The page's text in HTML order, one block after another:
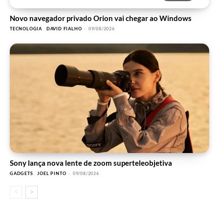
Novo navegador privado Orion vai chegar ao Windows
TECNOLOGIA DAVID FIALHO - 09/08/2026
Sony lança nova lente de zoom superteleobjetiva
GADGETS JOEL PINTO - 09/08/2026